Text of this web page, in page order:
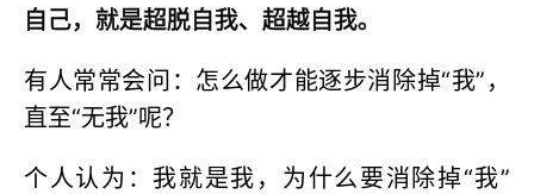
自己，就是超脱自我、超越自我。
有人常常会问：怎么做才能逐步消除掉“我”，
直至“无我”呢？
个人认为：我就是我，为什么要消除掉“我”